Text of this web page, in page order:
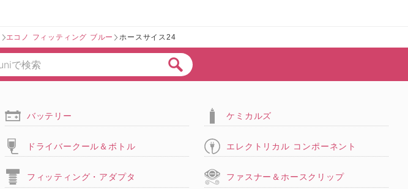
エコノ フィッティング ブルー ホースサイス24
バッテリー ケミカルズ
ドライバークール＆ボトル エレクトリカル コンポーネント
フィッティング・アダプタ ファスナー＆ホースクリップ